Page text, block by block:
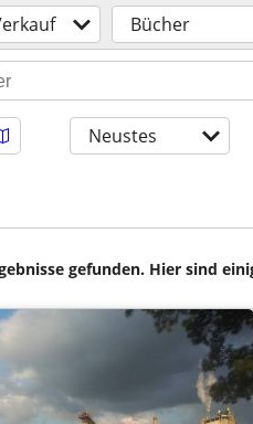
Bücher
Neustes
gefunden. Hier sind